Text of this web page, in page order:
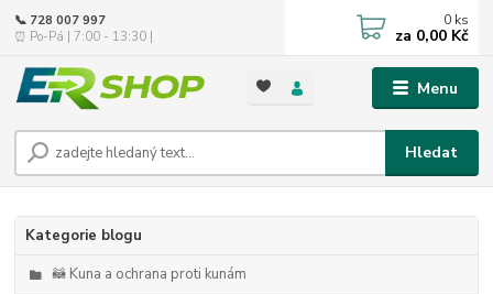
Menu
Hledat
📞 728 007 997
⏰ Po-Pá | 7:00 - 13:30 |
0 ks
za 0,00 Kč
Kategorie blogu
🦝 Kuna a ochrana proti kunám